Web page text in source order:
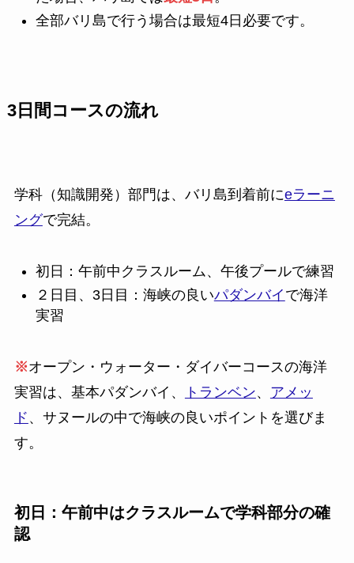
全部バリ島で行う場合は最短4日必要です。
3日間コースの流れ
学科（知識開発）部門は、バリ島到着前にeラーニ
ングで完結。
初日：午前中クラスルーム、午後プールで練習
２日目、3日目：海峡の良いパダンバイ で海洋
実習
※オープン・ウォーター・ダイバーコースの海洋
実習は、基本パダンバイ、
トランベン、 アメッ
ド 、サヌールの中で海峡の良いポイントを選びま
す。
初日：午前中はクラスルームで学科部分の確
認